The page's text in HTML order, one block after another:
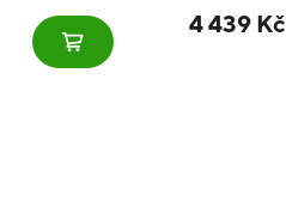
4 439 Kč